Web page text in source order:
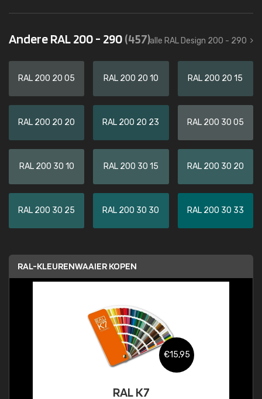
Andere RAL 200 - 290(457)alle RAL Design 200 - 290
RAL 200 20 05 RAL 200 20 10 RAL 200 20 15
RAL 200 20 20 RAL 200 20 23 RAL 200 30 05
RAL 200 30 10 RAL 200 30 15 RAL 200 30 20
RAL 200 30 25 RAL 200 30 30 RAL 200 30 33
RAL-KLEURENWAAIER KOPEN
€15,95
RAL K7